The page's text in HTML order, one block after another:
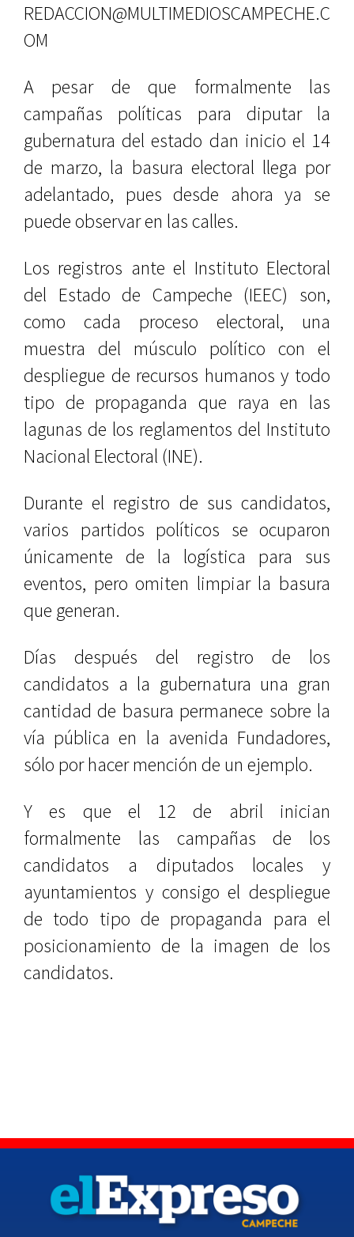
REDACCION@MULTIMEDIOSCAMPECHE.C
OM
A pesar de que formalmente las
campañas políticas para diputar la
gubernatura del estado dan inicio el 14
de marzo, la basura electoral llega por
adelantado, pues desde ahora ya se
puede observar en las calles.
Los registros ante el Instituto Electoral
del Estado de Campeche (IEEC) son,
como cada proceso electoral, una
muestra del músculo político con el
despliegue de recursos humanos y todo
tipo de propaganda que raya en las
lagunas de los reglamentos del Instituto
Nacional Electoral (INE).
Durante el registro de sus candidatos,
varios partidos políticos se ocuparon
únicamente de la logística para sus
eventos, pero omiten limpiar la basura
que generan.
Días después del registro de los
candidatos a la gubernatura una gran
cantidad de basura permanece sobre la
vía pública en la avenida Fundadores,
sólo por hacer mención de un ejemplo.
Y es que el 12 de abril inician
formalmente las campañas de los
candidatos a diputados locales y
ayuntamientos y consigo el despliegue
de todo tipo de propaganda para el
posicionamiento de la imagen de los
candidatos.